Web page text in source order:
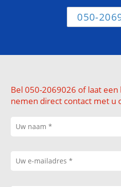
050-
Bel 050-2069026 of laat
nemen direct contact met u